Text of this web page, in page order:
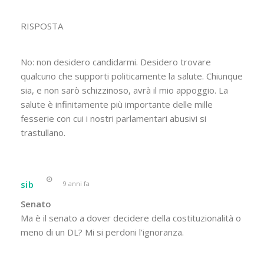
RISPOSTA
No: non desidero candidarmi. Desidero trovare
qualcuno che supporti politicamente la salute. Chiunque
sia, e non sarò schizzinoso, avrà il mio appoggio. La
salute è infinitamente più importante delle mille
fesserie con cui i nostri parlamentari abusivi si
trastullano.
sib 9 anni fa
Senato
Ma è il senato a dover decidere della costituzionalità o
meno di un DL? Mi si perdoni l’ignoranza.